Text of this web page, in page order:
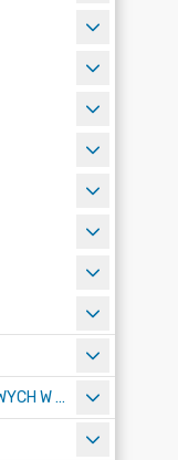
OCHRONA DANYCH OSOBOWYCH W URZĘDZIE MIASTA ŻORY - RODO